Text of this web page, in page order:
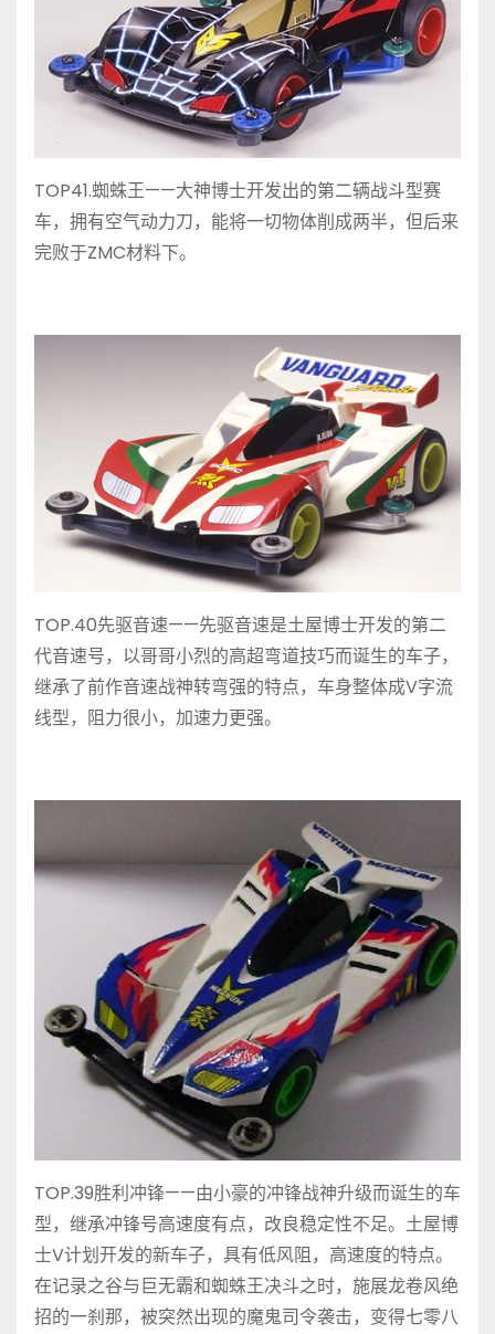
TOP41.蜘蛛王——大神博士开发出的第二辆战斗型赛
车，拥有空气动力刀，能将一切物体削成两半，但后来
完败于ZMC材料下。
TOP.40先驱音速——先驱音速是土屋博士开发的第二
代音速号，以哥哥小烈的高超弯道技巧而诞生的车子，
继承了前作音速战神转弯强的特点，车身整体成V字流
线型，阻力很小，加速力更强。
TOP.39胜利冲锋——由小豪的冲锋战神升级而诞生的车
型，继承冲锋号高速度有点，改良稳定性不足。土屋博
士V计划开发的新车子，具有低风阻，高速度的特点。
在记录之谷与巨无霸和蜘蛛王决斗之时，施展龙卷风绝
招的一刹那，被突然出现的魔鬼司令袭击，变得七零八